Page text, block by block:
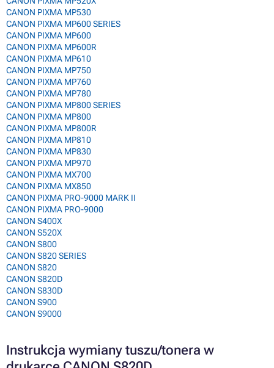
CANON PIXMA MP530
CANON PIXMA MP600 SERIES
CANON PIXMA MP600
CANON PIXMA MP600R
CANON PIXMA MP610
CANON PIXMA MP750
CANON PIXMA MP760
CANON PIXMA MP780
CANON PIXMA MP800 SERIES
CANON PIXMA MP800
CANON PIXMA MP800R
CANON PIXMA MP810
CANON PIXMA MP830
CANON PIXMA MP970
CANON PIXMA MX700
CANON PIXMA MX850
CANON PIXMA PRO-9000 MARK II
CANON PIXMA PRO-9000
CANON S400X
CANON S520X
CANON S800
CANON S820 SERIES
CANON S820
CANON S820D
CANON S830D
CANON S900
CANON S9000
Instrukcja wymiany tuszu/tonera w